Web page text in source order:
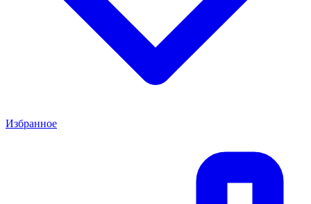
Избранное